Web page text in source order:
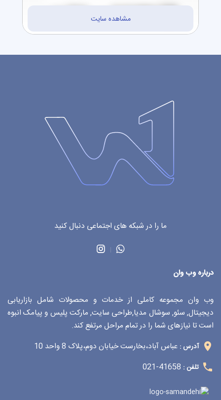
مشاهده سایت
درباره وب وان
وب وان مجموعه کاملی از خدمات و محصولات شامل بازاریابی
دیجیتال, سئو, سوشال مدیا,طراحی سایت, مارکت پلیس و پیامک انبوه
است تا نیازهای شما را در تمام مراحل مرتفع کند.
آدرس : عباس آباد،بخارست خیابان دوم،پلاک 8 واحد 10
تلفن : 41658-021
ما را در شبکه های اجتماعی دنبال کنید